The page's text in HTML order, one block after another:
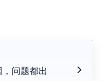
问题都出